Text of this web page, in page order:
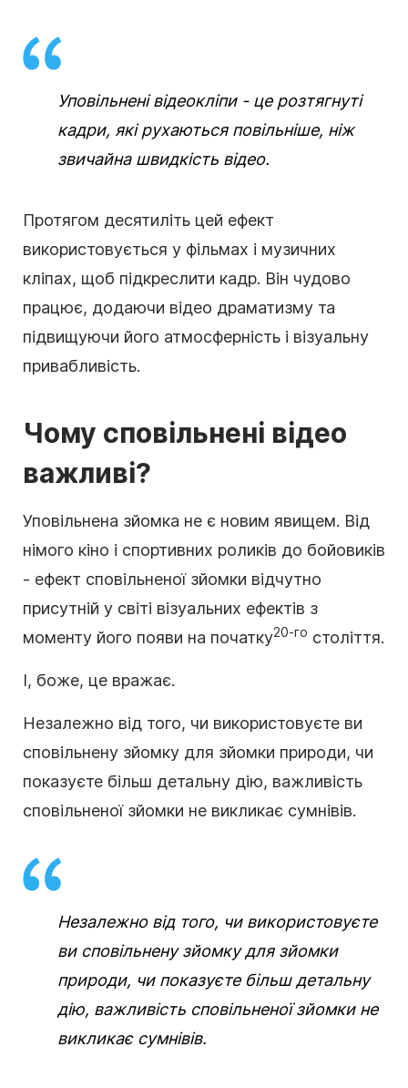
Уповільнені відеокліпи - це розтягнуті
кадри, які рухаються повільніше, ніж
звичайна швидкість відео.
Протягом десятиліть цей ефект
використовується у фільмах і музичних
кліпах, щоб підкреслити кадр. Він чудово
працює, додаючи відео драматизму та
підвищуючи його атмосферність і візуальну
привабливість.
Чому сповільнені відео
важливі?
Уповільнена зйомка не є новим явищем. Від
німого кіно і спортивних роликів до бойовиків
- ефект сповільненої зйомки відчутно
присутній у світі візуальних ефектів з
моменту його появи на початку20-го століття.
І, боже, це вражає.
Незалежно від того, чи використовуєте ви
сповільнену зйомку для зйомки природи, чи
показуєте більш детальну дію, важливість
сповільненої зйомки не викликає сумнівів.
Незалежно від того, чи використовуєте
ви сповільнену зйомку для зйомки
природи, чи показуєте більш детальну
дію, важливість сповільненої зйомки не
викликає сумнівів.